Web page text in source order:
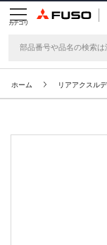
カテゴリ
ホーム リアアクスル